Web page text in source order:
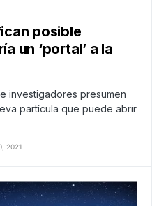
posible
un ‘portal’ a la
investigadores presumen
partícula que puede abrir
2021